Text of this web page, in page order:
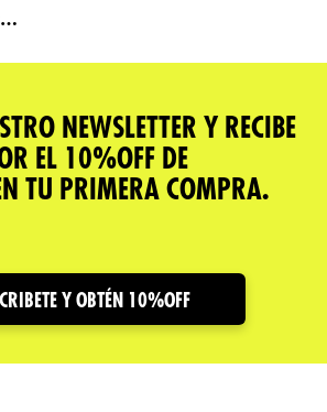
NEWSLETTER Y RECIBE
EL 10%OFF DE
TU PRIMERA COMPRA.
Y OBTÉN 10%OFF